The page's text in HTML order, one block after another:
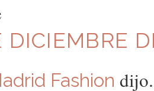
DICIEMBRE
Fashion